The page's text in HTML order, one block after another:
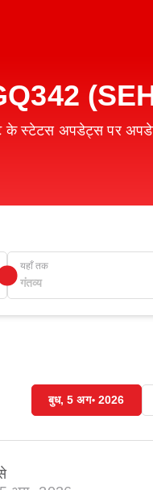
के स्टेटस अपडेट्स पर
यहाँ तक
बुध, 5 अग॰ 2026